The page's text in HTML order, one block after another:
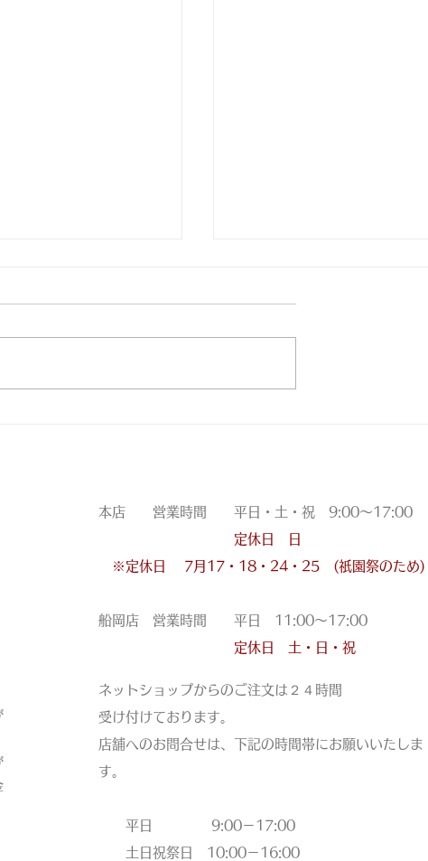
丁 三ﾂ目錐
本店 営業時間 平日・土・祝 9:00〜17:00
定休日 日
※定休日 7月17・18・24・25 (祇園祭のため)
船岡店 営業時間 平日 11:00〜17:00
定休日 土・日・祝
ネットショップからのご注文は ２４時間
受け付けております。
店舗へのお問合せは、下記の時間帯にお願いいたしま
す。
平日 9:00－17:00
土日祝祭日 10:00－16:00